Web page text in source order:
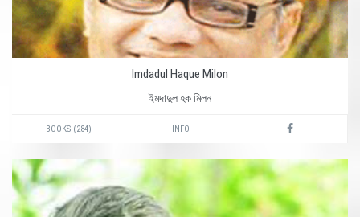
Imdadul Haque Milon
ইমদাদুল হক মিলন
BOOKS (284) INFO